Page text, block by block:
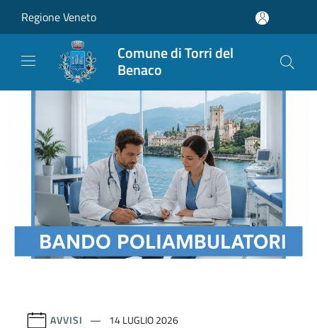
Regione Veneto
Comune di Torri del
Benaco
AVVISI 14 LUGLIO 2026